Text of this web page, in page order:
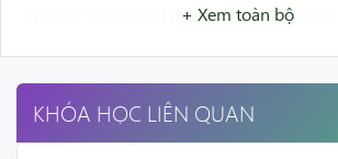
tốt nhất. Không chỉ dừng lại ở mặt kiến
Tân tâm và nhiệt huyết: Giáo viên tại
tình yêu và đam mê với công việc giảng
+ Xem toàn bộ
KHÓA HỌC LIÊN QUAN